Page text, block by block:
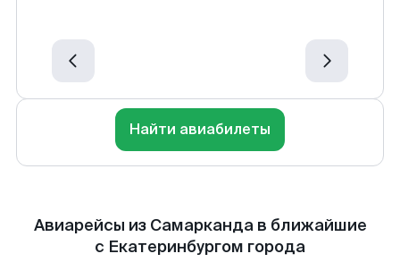
Найти авиабилеты
Авиарейсы из Самарканда в ближайшие
с Екатеринбургом города